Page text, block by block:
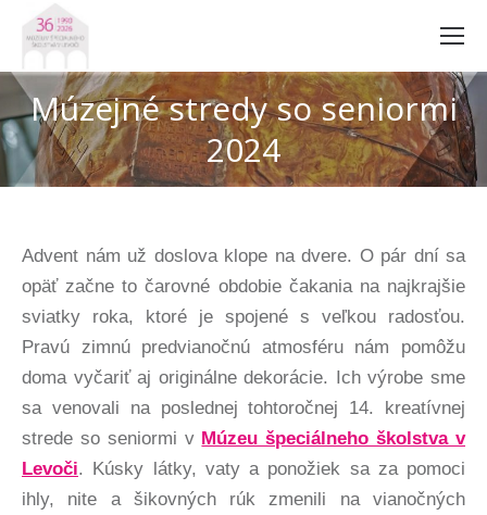
Múzejné stredy so seniormi
2024
Advent nám už doslova klope na dvere. O pár dní sa
opäť začne to čarovné obdobie čakania na najkrajšie
sviatky roka, ktoré je spojené s veľkou radosťou.
Pravú zimnú predvianočnú atmosféru nám pomôžu
doma vyčariť aj originálne dekorácie. Ich výrobe sme
sa venovali na poslednej tohtoročnej 14. kreatívnej
strede so seniormi v Múzeu špeciálneho školstva v
Levoči. Kúsky látky, vaty a ponožiek sa za pomoci
ihly, nite a šikovných rúk zmenili na vianočných